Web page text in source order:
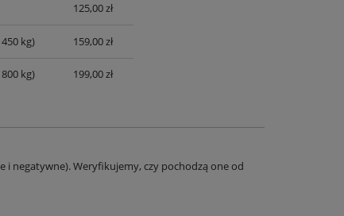
EWENTUALNYCH
125,00 zł
kg) 159,00 zł
kg) 199,00 zł
i negatywne). Weryfikujemy, czy pochodzą one od